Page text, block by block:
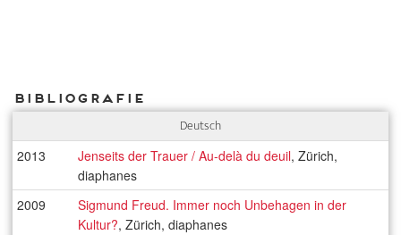
Bibliografie
Deutsch
2013 Jenseits der Trauer / Au-delà du deuil, Zürich,
diaphanes
2009
Sigmund Freud. Immer noch Unbehagen in der
Kultur?, Zürich, diaphanes